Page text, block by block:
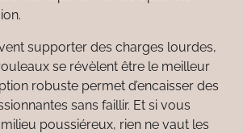
supporter des charges lourdes,
se révèlent être le meilleur
robuste permet d’encaisser des
sans faillir. Et si vous
poussiéreux, rien ne vaut les